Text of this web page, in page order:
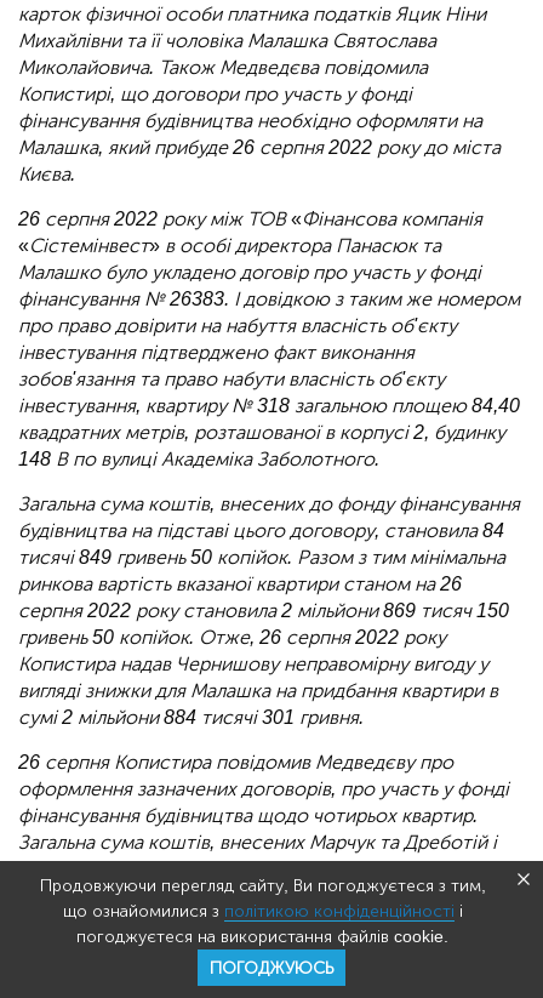
карток фізичної особи платника податків Яцик Ніни
Михайлівни та її чоловіка Малашка Святослава
Миколайовича. Також Медведєва повідомила
Копистирі, що договори про участь у фонді
фінансування будівництва необхідно оформляти на
Малашка, який прибуде 26 серпня 2022 року до міста
Києва.
26 серпня 2022 року між ТОВ«Фінансова компанія
«Сістемінвест» в особі директора Панасюк та
Малашко було укладено договір про участь у фонді
фінансування № 26383. І довідкою з таким же номером
про право довірити на набуття власність об'єкту
інвестування підтверджено факт виконання
зобов'язання та право набути власність об'єкту
інвестування, квартиру № 318 загальною площею 84,40
квадратних метрів, розташованої в корпусі 2, будинку
148 В по вулиці Академіка Заболотного.
Загальна сума коштів, внесених до фонду фінансування
будівництва на підставі цього договору, становила 84
тисячі 849 гривень 50 копійок. Разом з тим мінімальна
ринкова вартість вказаної квартири станом на 26
серпня 2022 року становила 2 мільйони 869 тисяч 150
гривень 50 копійок. Отже, 26 серпня 2022 року
Копистира надав Чернишову неправомірну вигоду у
вигляді знижки для Малашка на придбання квартири в
сумі 2 мільйони 884 тисячі 301 гривня.
26 серпня Копистира повідомив Медведєву про
оформлення зазначених договорів, про участь у фонді
фінансування будівництва щодо чотирьох квартир.
Загальна сума коштів, внесених Марчук та Дреботій і
Малашком до фонду фінансування, становила 900
тисяч 135 гривень, а мінімальна ринкова вартість
набутих ними та Чернишовим об'єктів нерухомості
становила 15 мільйонів 516 тисяч 650 гривень. Таким
чином об'єкти нерухомого майна були набуті
Продовжуючи перегляд сайту, Ви погоджуєтеся з тим,
що ознайомилися з політикою конфіденційності і
погоджуєтеся на використання файлів cookie.
ПОГОДЖУЮСЬ